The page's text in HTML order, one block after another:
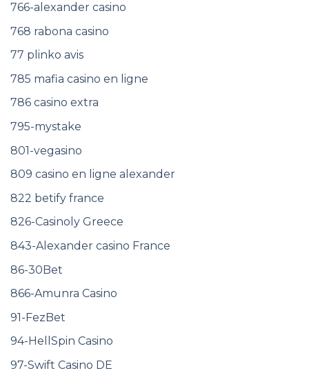
766-alexander casino
768 rabona casino
77 plinko avis
785 mafia casino en ligne
786 casino extra
795-mystake
801-vegasino
809 casino en ligne alexander
822 betify france
826-Casinoly Greece
843-Alexander casino France
86-30Bet
866-Amunra Casino
91-FezBet
94-HellSpin Casino
97-Swift Casino DE